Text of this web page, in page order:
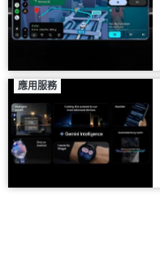
應用服務